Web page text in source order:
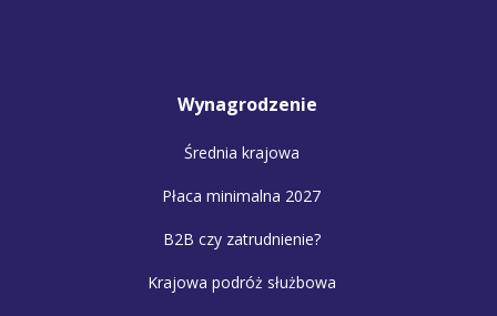
Wynagrodzenie
Średnia krajowa
Płaca minimalna 2027
B2B czy zatrudnienie?
Krajowa podróż służbowa